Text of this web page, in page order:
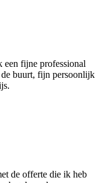
een fijne professional
buurt, fijn persoonlijk
de offerte die ik heb